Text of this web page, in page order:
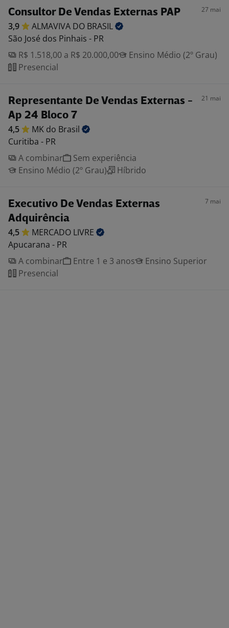
Consultor De Vendas Externas PAP 27 mai
3,9 ALMAVIVA DO BRASIL
São José dos Pinhais - PR
R$ 1.518,00 a R$ 20.000,00
Ensino Médio (2º Grau)
Presencial
Representante De Vendas Externas -
Ap 24 Bloco 7
21 mai
4,5 MK do Brasil
Curitiba - PR
A combinar
Sem experiência
Ensino Médio (2º Grau)
Híbrido
Executivo De Vendas Externas
Adquirência
7 mai
4,5 MERCADO LIVRE
Apucarana - PR
A combinar
Entre 1 e 3 anos
Ensino Superior
Presencial